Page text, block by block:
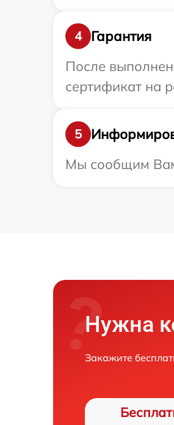
4
Гарантия
После
сертификат на
5
Мы сообщим Вам
Нужна
Закажите